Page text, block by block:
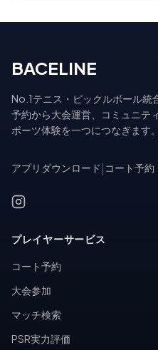
BACELINE
No.1テニス・ピックルボール統
予約から大会運営、コミュニテ
ポーツ体験を一つにつなぎます。
アプリダウンロード コート予約
プレイヤーサービス
コート予約
大会参加
マッチ検索
PSR実力評価